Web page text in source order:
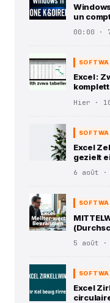
un
00:00 ·
Excel :
Hier ·
Excel
gezielt
6 août ·
5 août ·
Excel